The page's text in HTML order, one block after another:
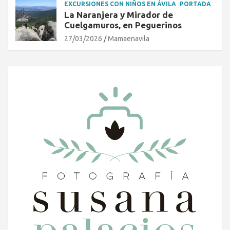
EXCURSIONES CON NIÑOS EN ÁVILA PORTADA
La Naranjera y Mirador de
Cuelgamuros, en Peguerinos
27/03/2026 Mamaenavila